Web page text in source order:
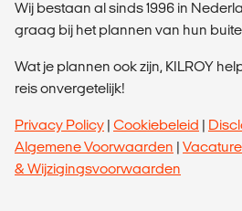
Wij bestaan al sinds 1996 in
graag bij het plannen van hun
Wat je plannen ook zijn, KILROY
reis onvergetelijk!
Privacy Policy | Cookiebeleid |
Algemene Voorwaarden |
& Wijzigingsvoorwaarden